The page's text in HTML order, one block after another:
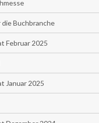
Buchbranche
Februar 2025
Januar 2025